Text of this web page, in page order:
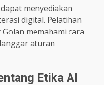
menyediakan
digital. Pelatihan
memahami cara
aturan
Etika AI